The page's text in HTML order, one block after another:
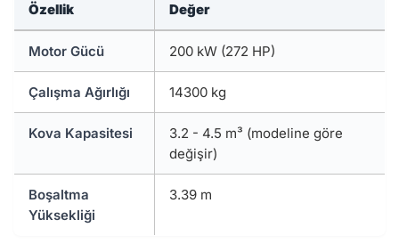
Özellik Değer
Motor Gücü 200 kW (272 HP)
Çalışma Ağırlığı 14300 kg
Kova Kapasitesi
3.2 - 4.5 m³ (modeline göre
değişir)
Boşaltma
Yüksekliği
3.39 m